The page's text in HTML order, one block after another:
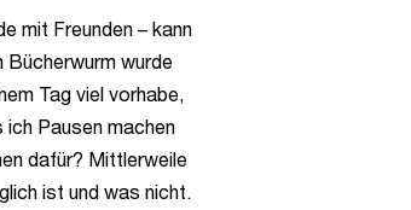
mit Freunden – kann
Bücherwurm wurde
Tag viel vorhabe,
ich Pausen machen
dafür? Mittlerweile
ist und was nicht.